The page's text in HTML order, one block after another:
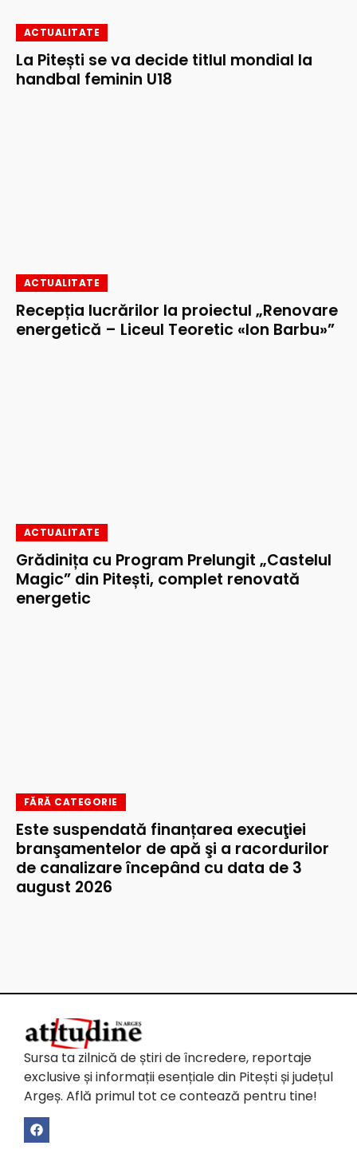
ACTUALITATE
La Pitești se va decide titlul mondial la
handbal feminin U18
ACTUALITATE
Recepția lucrărilor la proiectul „Renovare
energetică – Liceul Teoretic «Ion Barbu»”
ACTUALITATE
Grădinița cu Program Prelungit „Castelul
Magic” din Pitești, complet renovată
energetic
FĂRĂ CATEGORIE
Este suspendată finanțarea execuţiei
branşamentelor de apă şi a racordurilor
de canalizare începând cu data de 3
august 2026
Sursa ta zilnică de știri de încredere, reportaje
exclusive și informații esențiale din Pitești și județul
Argeș. Află primul tot ce contează pentru tine!